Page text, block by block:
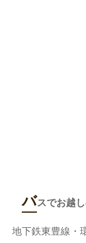
バスでお越
地下鉄東豊線・